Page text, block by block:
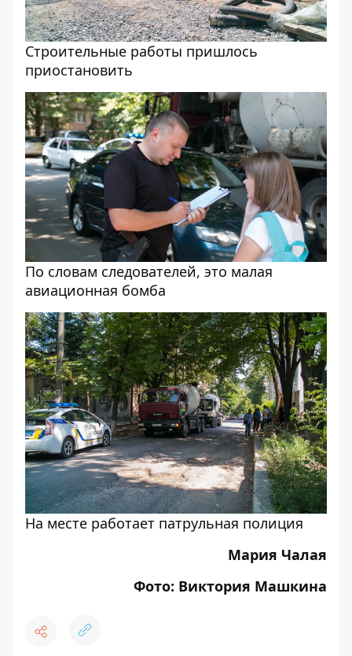
Строительные работы пришлось
приостановить
По словам следователей, это малая
авиационная бомба
На месте работает патрульная полиция
Мария Чалая
Фото: Виктория Машкина